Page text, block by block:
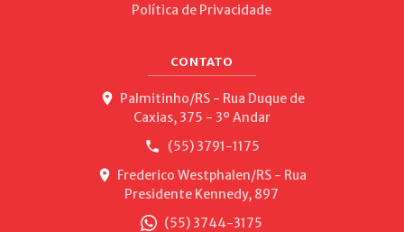
Política de Privacidade
CONTATO
Palmitinho/RS - Rua Duque de
Caxias, 375 - 3º Andar
(55) 3791-1175
Frederico Westphalen/RS - Rua
Presidente Kennedy, 897
(55) 3744-3175